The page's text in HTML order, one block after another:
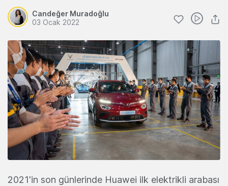
Candeğer Muradoğlu
03 Ocak 2022
2021'in son günlerinde Huawei ilk elektrikli arabası